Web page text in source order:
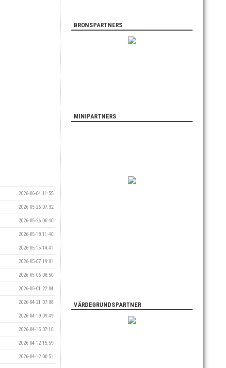
2026-06-04 11:55
2026-05-26 07:32
2026-05-26 06:40
2026-05-18 11:40
2026-05-15 14:41
2026-05-07 19:01
2026-05-06 08:50
2026-05-01 22:04
2026-04-21 07:08
2026-04-19 09:49
2026-04-15 07:10
2026-04-12 15:59
2026-04-12 00:51
BRONSPARTNERS
MINIPARTNERS
VÄRDEGRUNDSPARTNER